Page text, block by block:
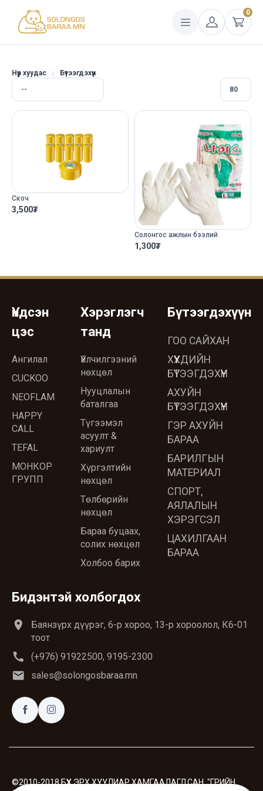
0
Нүүр хуудас Бүтээгдэхүүн
Скоч
3,500₮
Солонгос ажлын бээлий
1,300₮
Үндсэн
цэс
Ангилал
CUCKOO
NEOFLAM
HAPPY
CALL
TEFAL
МОНКОР
ГРУПП
Хэрэглэгч
танд
Үйлчилгээний
нөхцөл
Нууцлалын
баталгаа
Түгээмэл
асуулт &
хариулт
Хүргэлтийн
нөхцөл
Төлбөрийн
нөхцөл
Бараа буцаах,
солих нөхцөл
Холбоо барих
Бүтээгдэхүүн
ГОО САЙХАН
ХҮҮХДИЙН
БҮТЭЭГДЭХҮҮН
АХУЙН
БҮТЭЭГДЭХҮҮН
ГЭР АХУЙН
БАРАА
БАРИЛГЫН
МАТЕРИАЛ
СПОРТ,
АЯЛАЛЫН
ХЭРЭГСЭЛ
ЦАХИЛГААН
БАРАА
Бидэнтэй холбогдох
location_on
Баянзүрх дүүрэг, 6-р хороо, 13-р хороолол, К6-01
тоот
call (+976) 91922500, 9195-2300
email sales@solongosbaraa.mn
©2010-2018 БҮХ ЭРХ ХУУЛИАР ХАМГААЛАГДСАН. "ГРИЙН